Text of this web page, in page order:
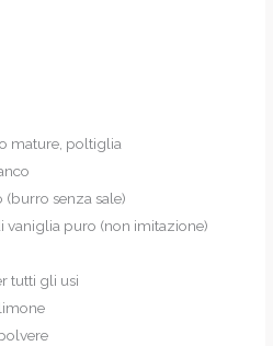
mature, poltiglia
senza sale)
vaniglia puro (non imitazione)
tutti gli usi